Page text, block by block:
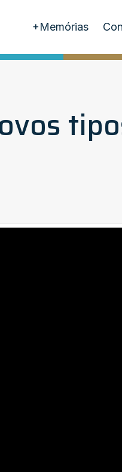
+Memórias